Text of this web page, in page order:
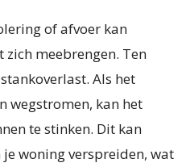
of afvoer kan
zich meebrengen. Ten
Als het
wegstromen, kan het
te stinken. Dit kan
woning verspreiden, wat